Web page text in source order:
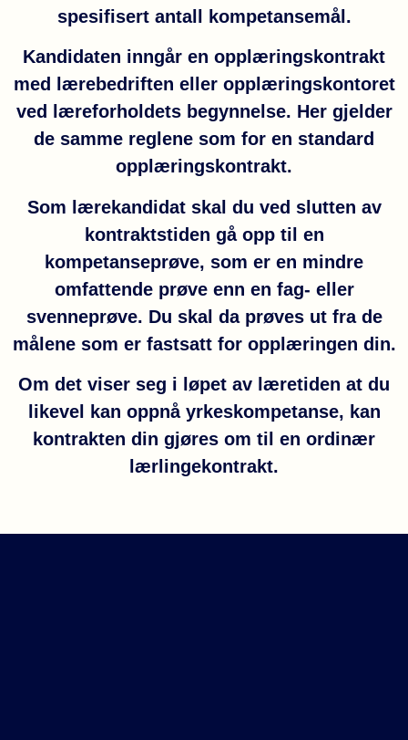
spesifisert antall kompetansemål.
Kandidaten inngår en opplæringskontrakt
med lærebedriften eller opplæringskontoret
ved læreforholdets begynnelse. Her gjelder
de samme reglene som for en standard
opplæringskontrakt.
Som lærekandidat skal du ved slutten av
kontraktstiden gå opp til en
kompetanseprøve, som er en mindre
omfattende prøve enn en fag- eller
svenneprøve. Du skal da prøves ut fra de
målene som er fastsatt for opplæringen din.
Om det viser seg i løpet av læretiden at du
likevel kan oppnå yrkeskompetanse, kan
kontrakten din gjøres om til en ordinær
lærlingekontrakt.